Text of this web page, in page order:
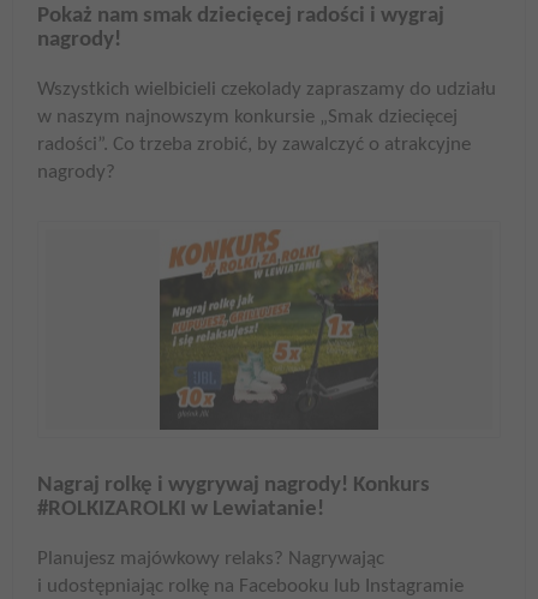
Pokaż nam smak dziecięcej radości i wygraj
nagrody!
Wszystkich wielbicieli czekolady zapraszamy do udziału
w naszym najnowszym konkursie „Smak dziecięcej
radości”. Co trzeba zrobić, by zawalczyć o atrakcyjne
nagrody?
Nagraj rolkę i wygrywaj nagrody! Konkurs
#ROLKIZAROLKI w Lewiatanie!
Planujesz majówkowy relaks? Nagrywając
i udostępniając rolkę na Facebooku lub Instagramie